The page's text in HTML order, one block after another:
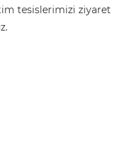
tesislerimizi ziyaret